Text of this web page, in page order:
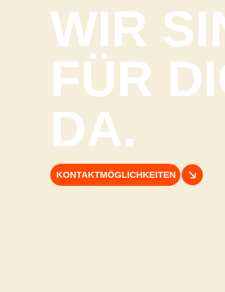
WIR
FÜR
DA.
KONTAKTMÖGLICHKEITEN